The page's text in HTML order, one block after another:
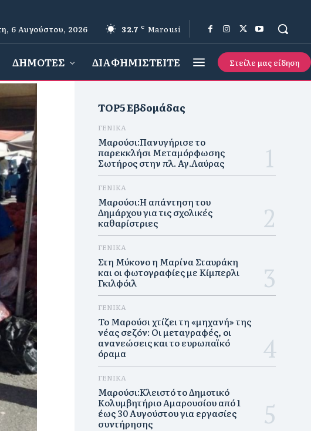
6 Αυγούστου, 2026 32.7 C Marousi
ΔΗΜΟΤΕΣ ΔΙΑΦΗΜΙΣΤΕΙΤΕ Στείλε μας είδηση
TOP5 Εβδομάδας
ΓΕΝΙΚΑ
Μαρούσι:Πανυγήρισε το
παρεκκλήσι Μεταμόρφωσης
Σωτήρος στην πλ. Αγ.Λαύρας
ΓΕΝΙΚΑ
Μαρούσι:Η απάντηση του
Δημάρχου για τις σχολικές
καθαρίστριες
ΓΕΝΙΚΑ
Στη Μύκονο η Μαρίνα Σταυράκη
και οι φωτογραφίες με Κίμπερλι
Γκιλφόιλ
ΓΕΝΙΚΑ
Το Μαρούσι χτίζει τη «μηχανή» της
νέας σεζόν: Οι μεταγραφές, οι
ανανεώσεις και το ευρωπαϊκό
όραμα
ΓΕΝΙΚΑ
Μαρούσι:Κλειστό το Δημοτικό
Κολυμβητήριο Αμαρουσίου από 1
έως 30 Αυγούστου για εργασίες
συντήρησης